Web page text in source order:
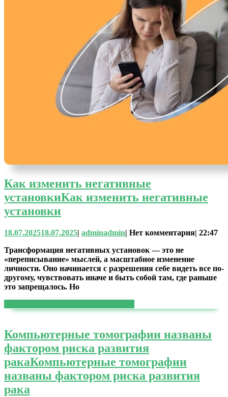
Как изменить негативные
установкиКак изменить негативные
установки
18.07.202518.07.2025| adminadmin| Нет комментария| 22:47
Трансформация негативных установок — это не
«переписывание» мыслей, а масштабное изменение
личности. Оно начинается с разрешения себе видеть все по-
другому, чувствовать иначе и быть собой там, где раньше
это запрещалось. Но
Компьютерные томографии названы
фактором риска развития
ракаКомпьютерные томографии
названы фактором риска развития
рака